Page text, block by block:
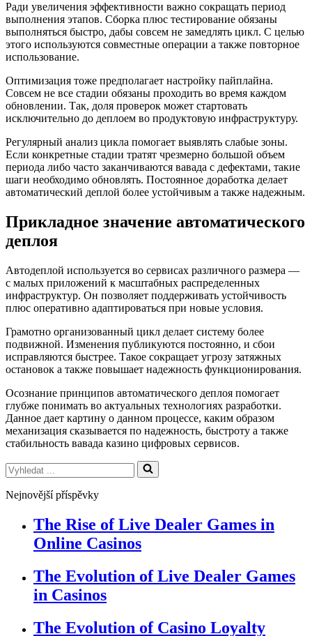
Ради увеличения эффективности важно сокращать период
выполнения этапов. Сборка плюс тестирование обязаны
выполняться быстро, дабы совсем не замедлять цикл. С целью
этого используются совместные операции а также повторное
использование.
Оптимизация тоже предполагает настройку пайплайна.
Совсем не все стадии обязаны проходить во время каждом
обновлении. Так, доля проверок может стартовать
исключительно до деплоем во продуктовую инфраструктуру.
Регулярный анализ цикла помогает выявлять слабые зоны.
Если конкретные стадии тратят чрезмерно большой объем
периода либо часто заканчиваются вавада с дефектами, такие
шаги необходимо обновлять. Постоянное доработка делает
автоматический деплой более устойчивым а также надежным.
Прикладное значение автоматического
деплоя
Автодеплой используется во сервисах различного размера —
с малых приложений к масштабных распределенных
инфраструктур. Он позволяет поддерживать устойчивость
плюс оперативно адаптироваться при новые условия.
Грамотно организованный цикл делает систему более
подвижной. Изменения публикуются постоянно, и сбои
исправляются быстрее. Такое сокращает угрозу затяжных
остановок а также повышает надежность функционирования.
Осознание принципов автоматического деплоя помогает
глубже понимать во актуальных технологиях разработки.
Данное дает картину о данном процессе, каким образом
механизация сказывается по надежность, быстроту а также
стабильность вавада казино цифровых сервисов.
Vyhledat
...
Nejnovější příspěvky
The Rise of Live Dealer Games in
Online Casinos
The Evolution of Live Dealer Games
in Casinos
The Evolution of Casino Loyalty